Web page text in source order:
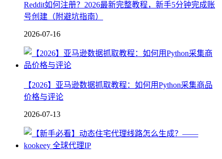
Reddit如何注册？2026最新完整教程，新手5分钟完成账
号创建（附避坑指南）
2026-07-16
【2026】亚马逊数据抓取教程：如何用Python采集商品
价格与评论
2026-07-13